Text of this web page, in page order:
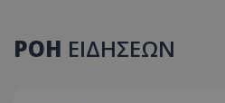
ΡΟΗ ΕΙΔΗΣΕΩΝ